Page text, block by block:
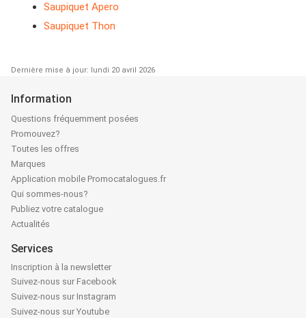
Saupiquet Apero
Saupiquet Thon
Dernière mise à jour: lundi 20 avril 2026
Information
Questions fréquemment posées
Promouvez?
Toutes les offres
Marques
Application mobile Promocatalogues.fr
Qui sommes-nous?
Publiez votre catalogue
Actualités
Services
Inscription à la newsletter
Suivez-nous sur Facebook
Suivez-nous sur Instagram
Suivez-nous sur Youtube